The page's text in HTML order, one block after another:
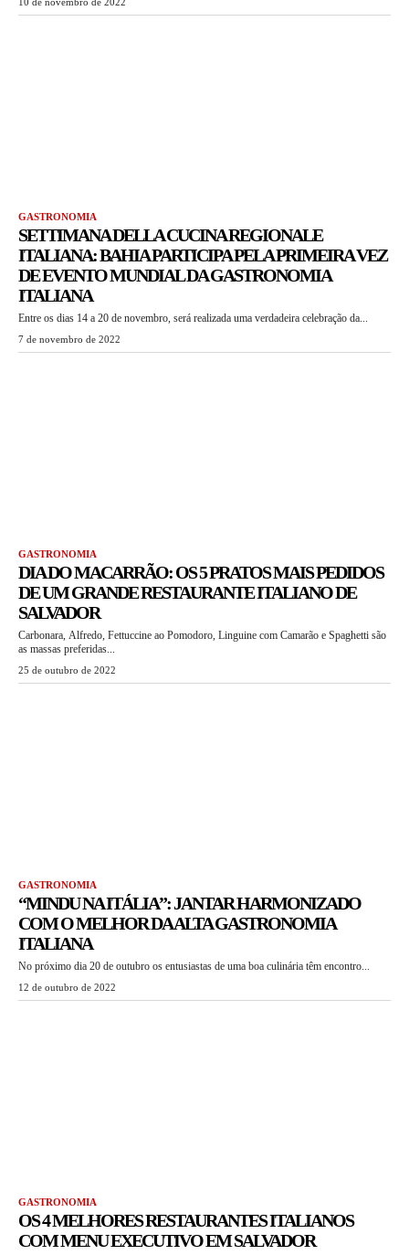
GASTRONOMIA
SETTIMANA DELLA CUCINA REGIONALE
ITALIANA: BAHIA PARTICIPA PELA PRIMEIRA VEZ
DE EVENTO MUNDIAL DA GASTRONOMIA
ITALIANA
Entre os dias 14 a 20 de novembro, será realizada uma verdadeira celebração da...
7 de novembro de 2022
GASTRONOMIA
DIA DO MACARRÃO: OS 5 PRATOS MAIS PEDIDOS
DE UM GRANDE RESTAURANTE ITALIANO DE
SALVADOR
Carbonara, Alfredo, Fettuccine ao Pomodoro, Linguine com Camarão e Spaghetti são
as massas preferidas...
25 de outubro de 2022
GASTRONOMIA
“MINDU NA ITÁLIA”: JANTAR HARMONIZADO
COM O MELHOR DA ALTA GASTRONOMIA
ITALIANA
No próximo dia 20 de outubro os entusiastas de uma boa culinária têm encontro...
12 de outubro de 2022
GASTRONOMIA
OS 4 MELHORES RESTAURANTES ITALIANOS
COM MENU EXECUTIVO EM SALVADOR